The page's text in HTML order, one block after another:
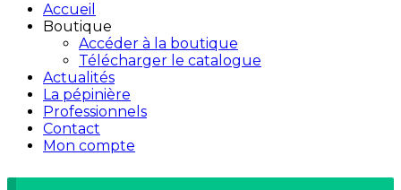
Accueil
Boutique
Accéder à la boutique
Télécharger le catalogue
Actualités
La pépinière
Professionnels
Contact
Mon compte